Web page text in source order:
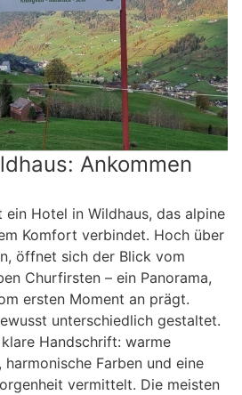
Ankommen
ein Hotel in Wildhaus, das alpine
Komfort verbindet. Hoch über
öffnet sich der Blick vom
Churfirsten – ein Panorama,
ersten Moment an prägt.
unterschiedlich gestaltet.
Handschrift: warme
Farben und eine
vermittelt. Die meisten